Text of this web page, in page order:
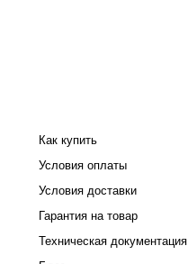
Как купить
Условия оплаты
Условия доставки
Гарантия на товар
Техническая документация